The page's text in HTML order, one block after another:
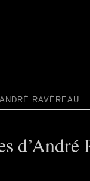
ANDRÉ RAVÉREAU
d’André